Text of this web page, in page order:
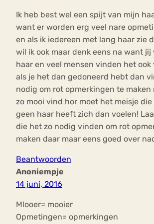
Ik heb best wel een spijt van mijn
want er worden erg veel nare
en als ik iedereen met lang haar zie
wil ik ook maar denk eens na want jij
haar en veel mensen vinden het ook
als je het dan gedoneerd hebt dan
nodig om rot opmerkingen te maken
zo mooi vind hor moet het meisje die
geen haar heeft zich dan voelen!
die het zo nodig vinden om rot
maken daar maar eens goed over
Beantwoorden
Anoniempje
14 juni, 2016
Mlooer= mooier
Opmetingen= opmerkingen